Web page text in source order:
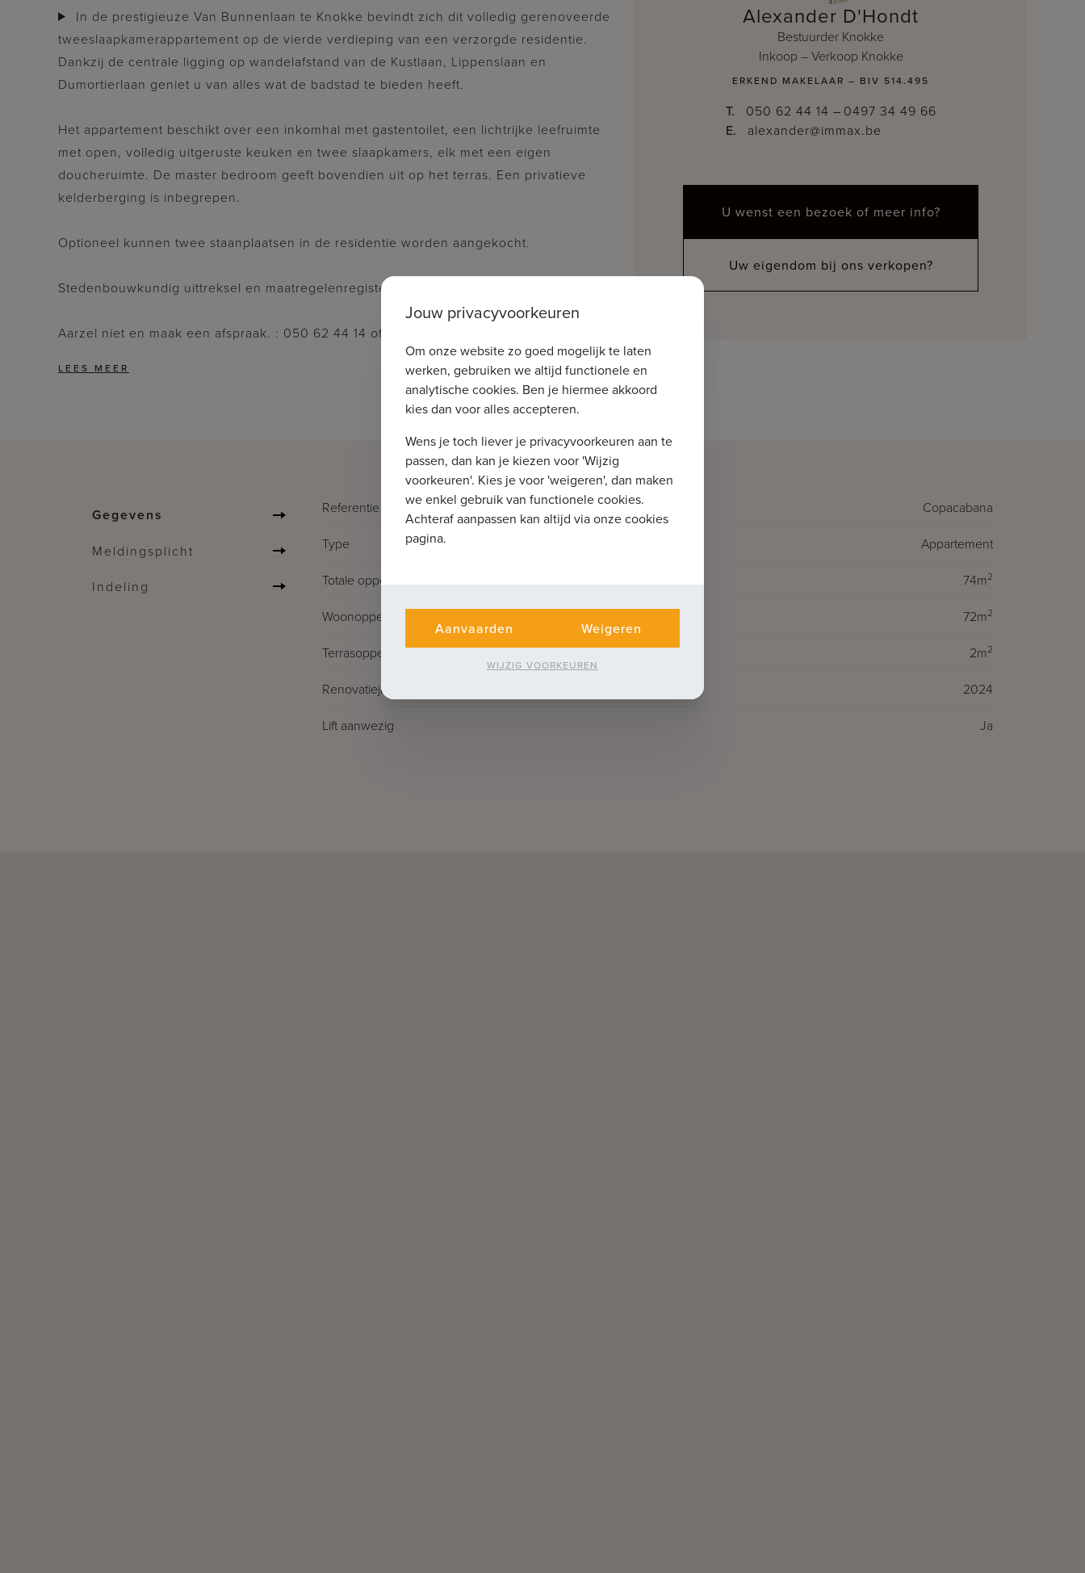
tweeslaapkamerappartement op de vierde verdieping van een verzorgde residentie.
Dankzij de centrale ligging op wandelafstand van de Kustlaan, Lippenslaan en
Dumortierlaan geniet u van alles wat de badstad te bieden heeft.
Het appartement beschikt over een inkomhal met gastentoilet, een lichtrijke leefruimte
met open, volledig uitgeruste keuken en twee slaapkamers, elk met een eigen
doucheruimte. De master bedroom geeft bovendien uit op het terras. Een privatieve
kelderberging is inbegrepen.
Optioneel kunnen twee staanplaatsen in de residentie worden aangekocht.
Stedenbouwkundig uittreksel en maatregelenregister in aanvraag.
Aarzel niet en maak een afspraak. : 050 62 44 14 of via knokke@immax.be
Alexander D'Hondt
Bestuurder Knokke
Inkoop – Verkoop Knokke
ERKEND MAKELAAR – BIV 514.495
T. 050 62 44 14 – 0497 34 49 66
E.
alexander@immax.be
U wenst een bezoek of meer info?
Uw eigendom bij ons verkopen?
Gegevens
Meldingsplicht
Indeling
Referentie Copacabana
Type Appartement
Totale oppervlakte 74m2
Woonoppervlakte 72m2
Terrasoppervlakte 2m2
Renovatiejaar 2024
Lift aanwezig Ja
Jouw privacyvoorkeuren
Om onze website zo goed mogelijk te laten
werken, gebruiken we altijd functionele en
analytische cookies. Ben je hiermee akkoord
kies dan voor alles accepteren.
Wens je toch liever je privacyvoorkeuren aan te
passen, dan kan je kiezen voor 'Wijzig
voorkeuren'. Kies je voor 'weigeren', dan maken
we enkel gebruik van functionele cookies.
Achteraf aanpassen kan altijd via onze cookies
pagina.
Aanvaarden Weigeren
WIJZIG VOORKEUREN